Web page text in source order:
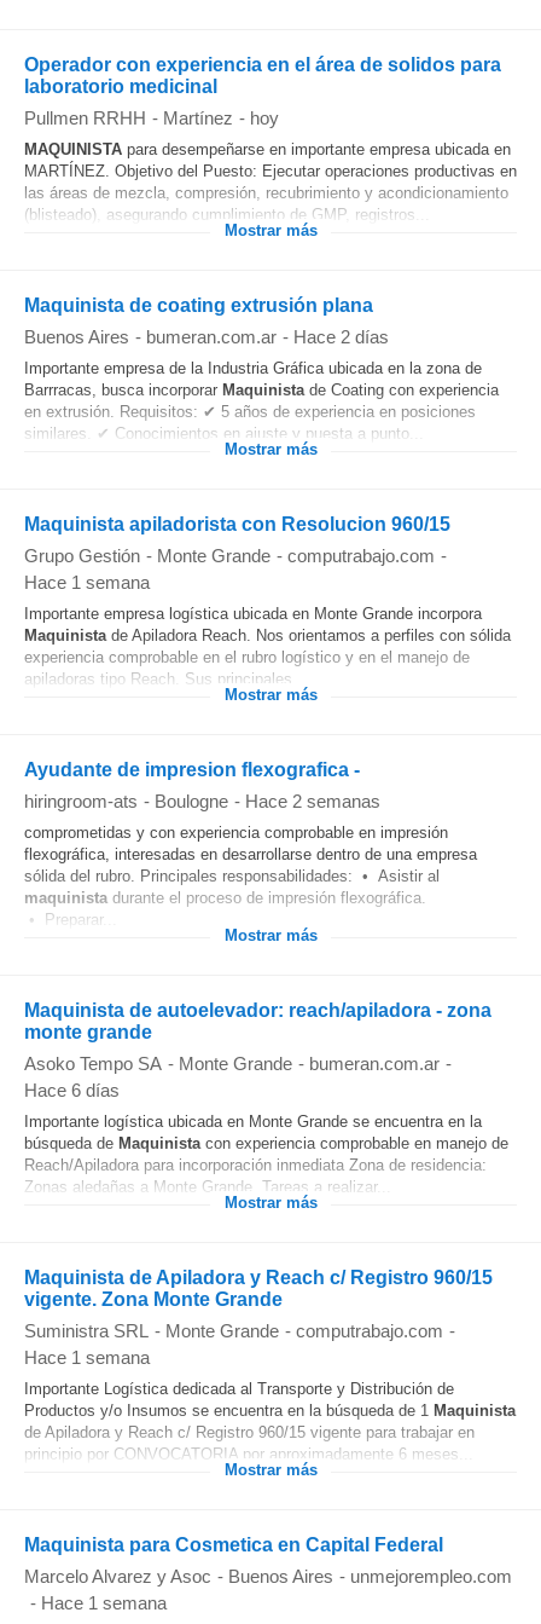
Operador con experiencia en el área de solidos para
laboratorio medicinal
Pullmen RRHH - Martínez - hoy
MAQUINISTA para desempeñarse en importante empresa ubicada en
MARTÍNEZ. Objetivo del Puesto: Ejecutar operaciones productivas en
las áreas de mezcla, compresión, recubrimiento y acondicionamiento
(blisteado), asegurando cumplimiento de GMP, registros...
Mostrar más
Maquinista de coating extrusión plana
Buenos Aires - bumeran.com.ar - Hace 2 días
Importante empresa de la Industria Gráfica ubicada en la zona de
Barrracas, busca incorporar Maquinistade Coating con experiencia
en extrusión. Requisitos: ✔ 5 años de experiencia en posiciones
similares. ✔ Conocimientos en ajuste y puesta a punto...
Mostrar más
Maquinista apiladorista con Resolucion 960/15
Grupo Gestión - Monte Grande - computrabajo.com -
Hace 1 semana
Importante empresa logística ubicada en Monte Grande incorpora
Maquinistade Apiladora Reach. Nos orientamos a perfiles con sólida
experiencia comprobable en el rubro logístico y en el manejo de
apiladoras tipo Reach. Sus principales...
Mostrar más
Ayudante de impresion flexografica -
hiringroom-ats - Boulogne - Hace 2 semanas
comprometidas y con experiencia comprobable en impresión
flexográfica, interesadas en desarrollarse dentro de una empresa
sólida del rubro. Principales responsabilidades: • Asistir al
maquinista durante el proceso de impresión flexográfica.
• Preparar...
Mostrar más
Maquinista de autoelevador: reach/apiladora - zona
monte grande
Asoko Tempo SA - Monte Grande - bumeran.com.ar -
Hace 6 días
Importante logística ubicada en Monte Grande se encuentra en la
búsqueda de Maquinistacon experiencia comprobable en manejo de
Reach/Apiladora para incorporación inmediata Zona de residencia:
Zonas aledañas a Monte Grande. Tareas a realizar...
Mostrar más
Maquinista de Apiladora y Reach c/ Registro 960/15
vigente. Zona Monte Grande
Suministra SRL - Monte Grande - computrabajo.com -
Hace 1 semana
Importante Logística dedicada al Transporte y Distribución de
Productos y/o Insumos se encuentra en la búsqueda de 1 Maquinista
de Apiladora y Reach c/ Registro 960/15 vigente para trabajar en
principio por CONVOCATORIA por aproximadamente 6 meses...
Mostrar más
Maquinista para Cosmetica en Capital Federal
Marcelo Alvarez y Asoc - Buenos Aires - unmejorempleo.com
- Hace 1 semana